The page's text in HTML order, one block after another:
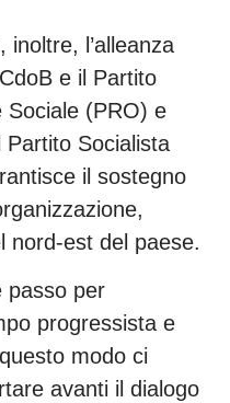
l’alleanza
e il Partito
Sociale (PRO) e
Partito Socialista
il sostegno
nord-est del paese.
passo per
progressista e
modo ci
avanti il dialogo